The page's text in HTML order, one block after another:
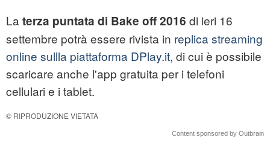
La terza puntata di Bake off 2016 di ieri 16
settembre potrà essere rivista in replica streaming
online sullla piattaforma DPlay.it, di cui è possibile
scaricare anche l'app gratuita per i telefoni
cellulari e i tablet.
© RIPRODUZIONE VIETATA
Content sponsored by Outbrain